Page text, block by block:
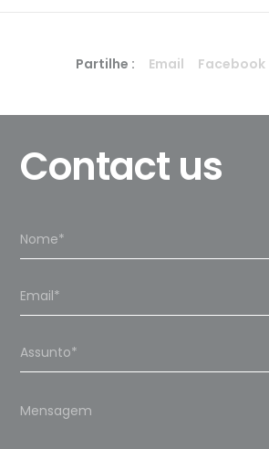
Partilhe : Email Facebook
Contact us
Please